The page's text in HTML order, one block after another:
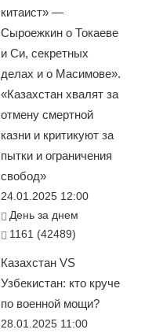
китаист» —
Сыроежкин о Токаеве
и Си, секретных
делах и о Масимове».
«Казахстан хвалят за
отмену смертной
казни и критикуют за
пытки и ограничения
свобод»
24.01.2025 12:00
День за днем
1161 (42489)
Казахстан VS
Узбекистан: кто круче
по военной мощи?
28.01.2025 11:00